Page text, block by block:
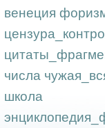
венеция
числа
школа